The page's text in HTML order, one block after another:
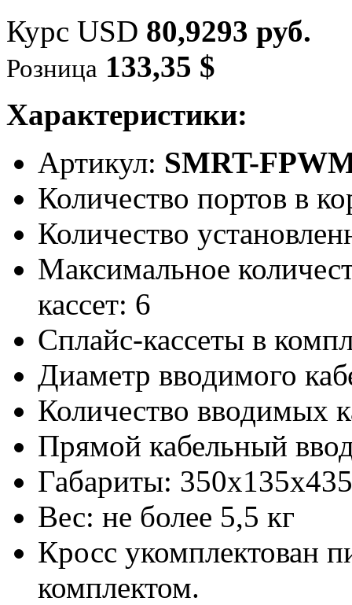
Курс USD 80,9293 руб.
Розница 133,35 $
Характеристики:
Артикул: SMRT-
Количество портов в
Количество
Максимальное
кассет: 6
Сплайс-кассеты в
Диаметр вводимого
Количество вводимых
Прямой кабельный
Габариты:
Вес: не более 5,5 кг
Кросс укомплектован
комплектом.